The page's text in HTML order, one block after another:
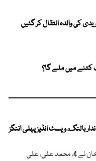
کی والدہ انتقال کر گئیں
کتنے میں ملے گا؟
بالنگ، ویسٹ انڈیز پہلی اننگز
پاکستان کی جانب سے ساجد خان نے 4، محمد علی، علی